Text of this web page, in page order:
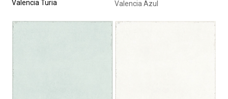
Valencia Turia Valencia Azul